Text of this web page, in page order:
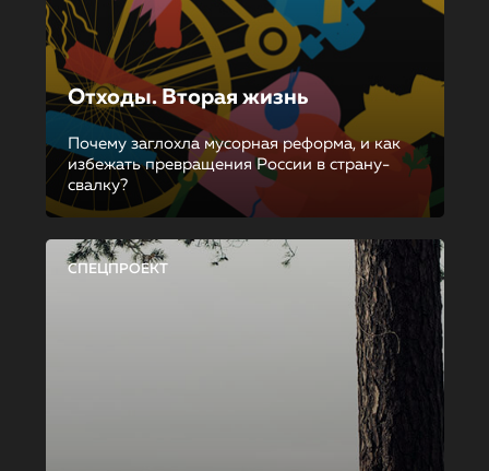
Отходы. Вторая жизнь
Почему заглохла мусорная реформа, и как
избежать превращения России в страну-
свалку?
СПЕЦПРОЕКТ